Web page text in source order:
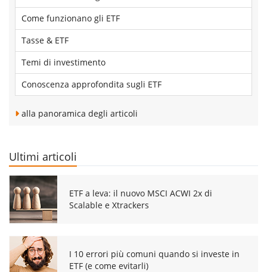
Come funzionano gli ETF
Tasse & ETF
Temi di investimento
Conoscenza approfondita sugli ETF
alla panoramica degli articoli
Ultimi articoli
ETF a leva: il nuovo MSCI ACWI 2x di
Scalable e Xtrackers
I 10 errori più comuni quando si investe in
ETF (e come evitarli)